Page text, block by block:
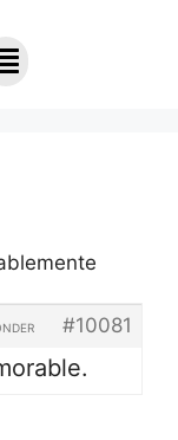
#10081